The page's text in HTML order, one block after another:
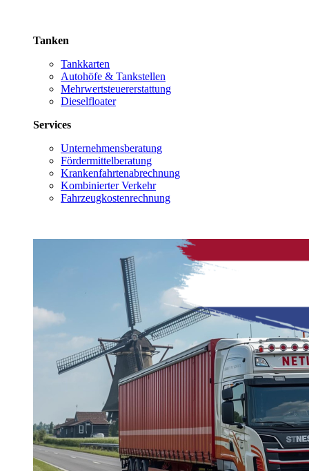
Tanken
Tankkarten
Autohöfe & Tankstellen
Mehrwertsteuererstattung
Dieselfloater
Services
Unternehmensberatung
Fördermittelberatung
Krankenfahrtenabrechnung
Kombinierter Verkehr
Fahrzeugkostenrechnung